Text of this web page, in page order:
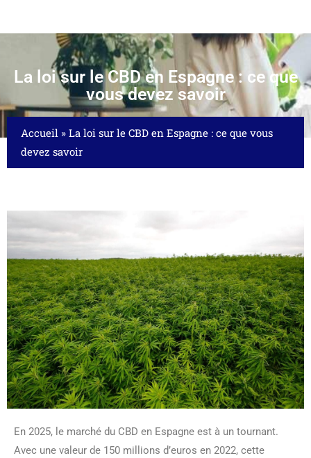
La loi sur le CBD en Espagne : ce que
vous devez savoir
Accueil » La loi sur le CBD en Espagne : ce que vous
devez savoir
En 2025, le marché du CBD en Espagne est à un tournant.
Avec une valeur de 150 millions d’euros en 2022, cette